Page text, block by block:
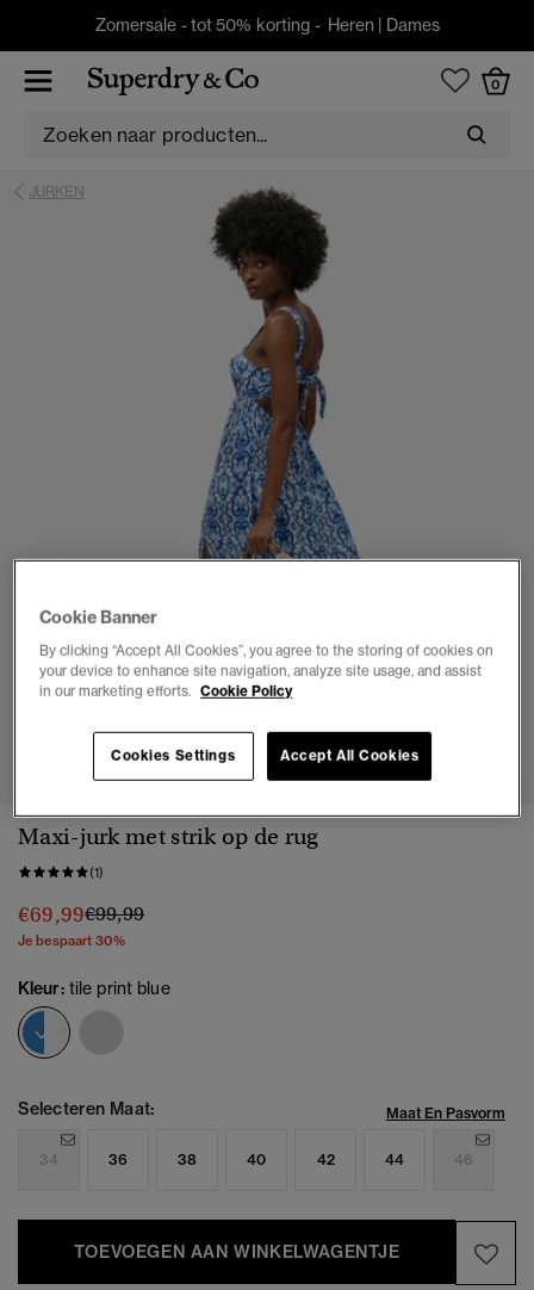
Zomersale - tot 50% korting - Heren | Dames
0
JURKEN
1 2 3 4 5 6 7 8
Maxi-jurk met strik op de rug
(1)
€69,99Prijs verlaagd van
€99,99naar
Je bespaart 30%
Kleur: tile print blue
Selecteren Maat: Maat En Pasvorm
34 36 38 40 42 44 46
TOEVOEGEN AAN WINKELWAGENTJE
Cookie Banner
By clicking “Accept All Cookies”, you agree to the storing of cookies on
your device to enhance site navigation, analyze site usage, and assist
in our marketing efforts. Cookie Policy
Cookies Settings Accept All Cookies